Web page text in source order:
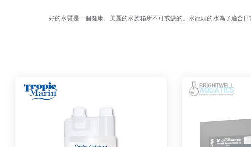
好的水質是一個健康、美麗的水族箱所不可或缺的。水龍頭的水為了適合